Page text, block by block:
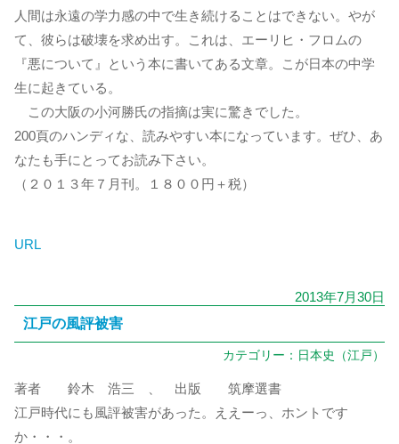
人間は永遠の学力感の中で生き続けることはできない。やが
て、彼らは破壊を求め出す。これは、エーリヒ・フロムの
『悪について』という本に書いてある文章。こが日本の中学
生に起きている。
この大阪の小河勝氏の指摘は実に驚きでした。
200頁のハンディな、読みやすい本になっています。ぜひ、あ
なたも手にとってお読み下さい。
（２０１３年７月刊。１８００円＋税）
URL
2013年7月30日
江戸の風評被害
カテゴリー： 日本史（江戸）
著者 鈴木 浩三 、 出版 筑摩選書
江戸時代にも風評被害があった。ええーっ、ホントです
か・・・。